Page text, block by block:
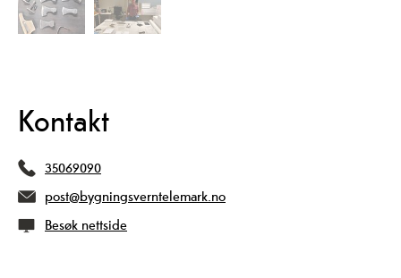
Kontakt
35069090
post@bygningsverntelemark.no
Besøk nettside